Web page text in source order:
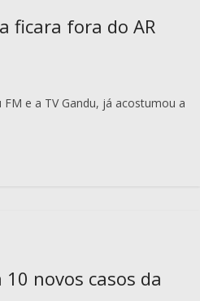
ficara fora do AR
e a TV Gandu, já acostumou a
novos casos da